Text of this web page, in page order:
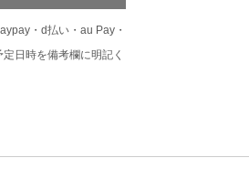
・d払い・au Pay・
日時を備考欄に明記く